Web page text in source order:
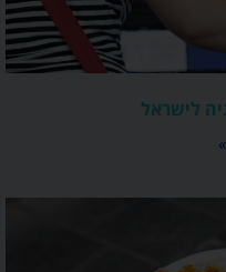
לישראל